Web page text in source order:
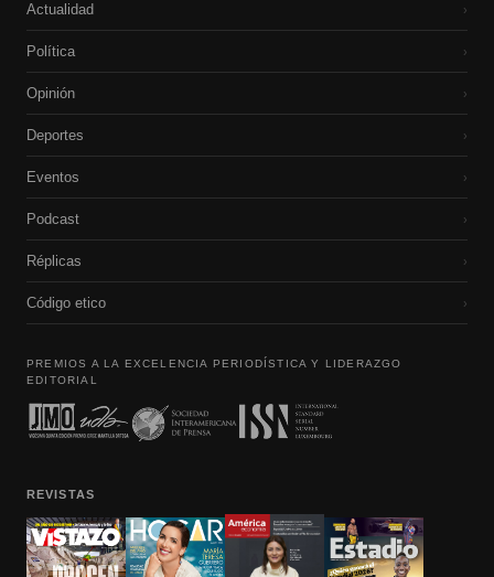
Actualidad ›
Política ›
Opinión ›
Deportes ›
Eventos ›
Podcast ›
Réplicas ›
Código etico ›
PREMIOS A LA EXCELENCIA PERIODÍSTICA Y LIDERAZGO
EDITORIAL
REVISTAS